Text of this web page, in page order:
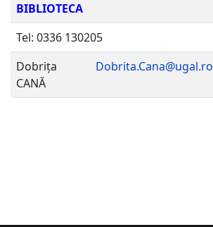
BIBLIOTECA
Tel: 0336 130205
Dobrița
CANĂ
Dobrita.Cana@ugal.ro